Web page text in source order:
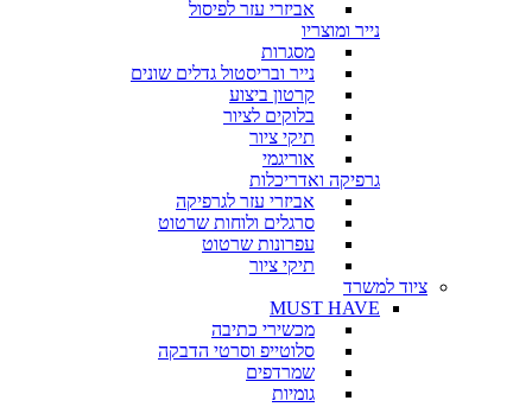
אביזרי עזר לפיסול
נייר ומוצריו
מסגרות
נייר ובריסטול גדלים שונים
קרטון ביצוע
בלוקים לציור
תיקי ציור
אוריגמי
גרפיקה ואדריכלות
אביזרי עזר לגרפיקה
סרגלים ולוחות שרטוט
עפרונות שרטוט
תיקי ציור
ציוד למשרד
MUST HAVE
מכשירי כתיבה
סלוטייפ וסרטי הדבקה
שמרדפים
גומיות